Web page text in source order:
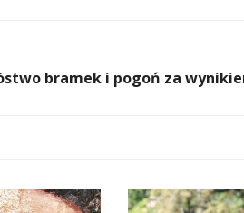
bramek i pogoń za